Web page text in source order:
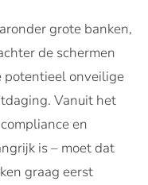
grote banken,
de schermen
potentieel onveilige
Vanuit het
en
is – moet dat
graag eerst